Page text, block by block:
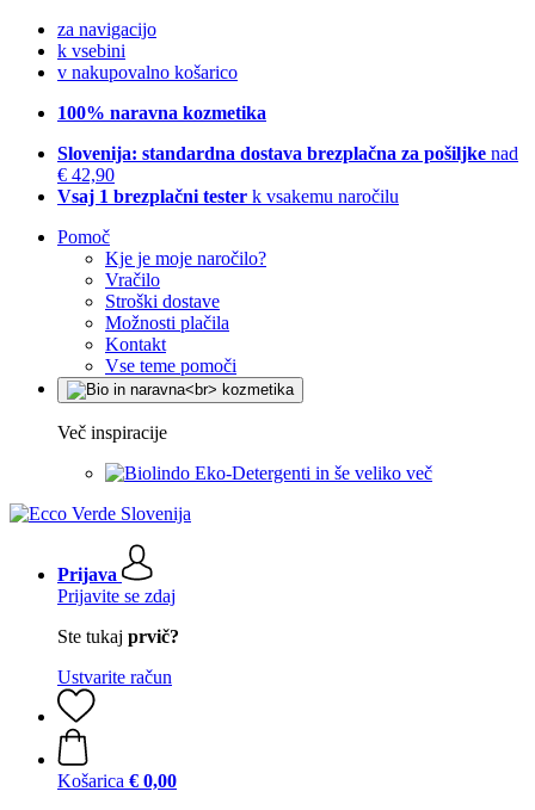
za navigacijo
k vsebini
v nakupovalno košarico
100% naravna kozmetika
Slovenija: standardna dostava brezplačna za pošiljke nad
€ 42,90
Vsaj 1 brezplačni tester k vsakemu naročilu
Pomoč
Kje je moje naročilo?
Vračilo
Stroški dostave
Možnosti plačila
Kontakt
Vse teme pomoči
Več inspiracije
Eko-Detergenti in še veliko več
Prijava
Prijavite se zdaj
Ste tukaj prvič?
Ustvarite račun
Košarica € 0,00